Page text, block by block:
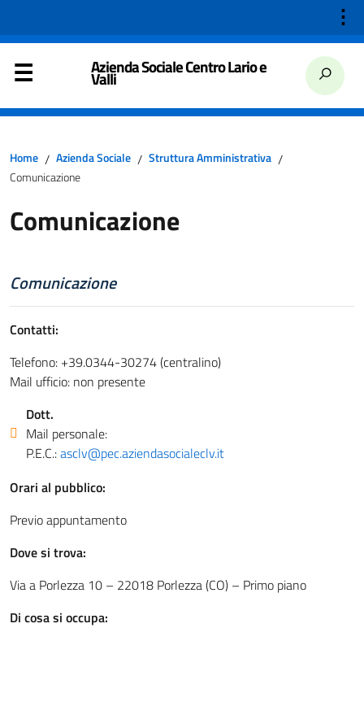
⋮
Azienda Sociale Centro Lario e
Valli
Home / Azienda Sociale / Struttura Amministrativa /
Comunicazione
Comunicazione
Comunicazione
Contatti:
Telefono: +39.0344-30274 (centralino)
Mail ufficio: non presente
Dott.
Mail personale:
P.E.C.:asclv@pec.aziendasocialeclv.it
Orari al pubblico:
Previo appuntamento
Dove si trova:
Via a Porlezza 10 – 22018 Porlezza (CO) – Primo piano
Di cosa si occupa: